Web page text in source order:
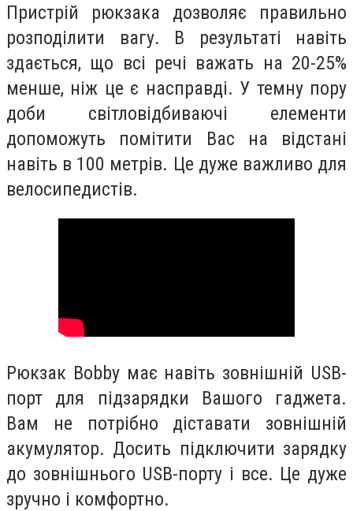
Пристрій рюкзака дозволяє правильно
розподілити вагу. В результаті навіть
здається, що всі речі важать на 20-25%
менше, ніж це є насправді. У темну пору
доби світловідбиваючі елементи
допоможуть помітити Вас на відстані
навіть в 100 метрів. Це дуже важливо для
велосипедистів.
Рюкзак Bobby має навіть зовнішній USB-
порт для підзарядки Вашого гаджета.
Вам не потрібно діставати зовнішній
акумулятор. Досить підключити зарядку
до зовнішнього USB-порту і все. Це дуже
зручно і комфортно.